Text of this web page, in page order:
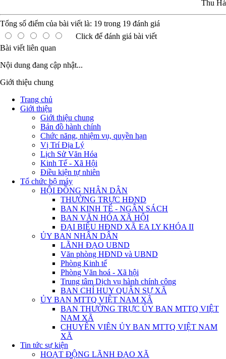
Thu Hà
Tổng số điểm của bài viết là: 19 trong 19 đánh giá
Click để đánh giá bài viết
Bài viết liên quan
Nội dung đang cập nhật...
Giới thiệu chung
Trang chủ
Giới thiệu
Giới thiệu chung
Bản đồ hành chính
Chức năng, nhiệm vụ, quyền hạn
Vị Trí Địa Lý
Lịch Sử Văn Hóa
Kinh Tế - Xã Hội
Điều kiện tự nhiên
Tổ chức bộ máy
HỘI ĐỒNG NHÂN DÂN
THƯỜNG TRỰC HĐND
BAN KINH TẾ - NGÂN SÁCH
BAN VĂN HÓA XÃ HỘI
ĐẠI BIỂU HĐND XÃ EA LY KHÓA II
ỦY BAN NHÂN DÂN
LÃNH ĐẠO UBND
Văn phòng HĐND và UBND
Phòng Kinh tế
Phòng Văn hoá - Xã hội
Trung tâm Dịch vụ hành chính công
BAN CHỈ HUY QUÂN SỰ XÃ
ỦY BAN MTTQ VIỆT NAM XÃ
BAN THƯỜNG TRỰC ỦY BAN MTTQ VIỆT
NAM XÃ
CHUYÊN VIÊN ỦY BAN MTTQ VIỆT NAM
XÃ
Tin tức sự kiện
HOẠT ĐỘNG LÃNH ĐẠO XÃ